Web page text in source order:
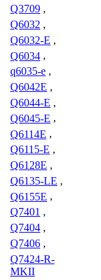
Q3709 ,
Q6032 ,
Q6032-E ,
Q6034 ,
q6035-e ,
Q6042E ,
Q6044-E ,
Q6045-E ,
Q6114E ,
Q6115-E ,
Q6128E ,
Q6135-LE ,
Q6155E ,
Q7401 ,
Q7404 ,
Q7406 ,
Q7424-R-
MKII